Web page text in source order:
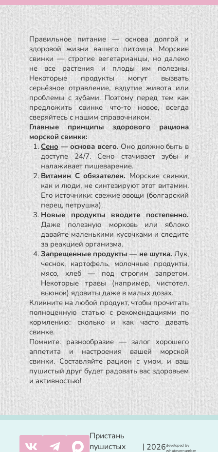
Правильное питание — основа долгой и
здоровой жизни вашего питомца. Морские
свинки — строгие вегетарианцы, но далеко
не все растения и плоды им полезны.
Некоторые продукты могут вызвать
серьёзное отравление, вздутие живота или
проблемы с зубами. Поэтому перед тем как
предложить свинке что-то новое, всегда
сверяйтесь с нашим справочником.
Главные принципы здорового рациона
морской свинки:
Сено— основа всего.Оно должно быть в
доступе 24/7. Сено стачивает зубы и
налаживает пищеварение.
Витамин C обязателен.Морские свинки,
как и люди, не синтезируют этот витамин.
Его источники: свежие овощи (болгарский
перец, петрушка).
Новые продукты вводите постепенно.
Даже полезную морковь или яблоко
давайте маленькими кусочками и следите
за реакцией организма.
Запрещенные продукты — не шутка.Лук,
чеснок, картофель, молочные продукты,
мясо, хлеб — под строгим запретом.
Некоторые травы (например, чистотел,
вьюнок) ядовиты даже в малых дозах.
Кликните на любой продукт, чтобы прочитать
полноценную статью с рекомендациями по
кормлению: сколько и как часто давать
свинке.
Помните: разнообразие — залог хорошего
аппетита и настроения вашей морской
свинки. Составляйте рацион с умом, и ваш
пушистый друг будет радовать вас здоровьем
и активностью!
Пристань
пушистых
| 2026developed by
whatevernumber